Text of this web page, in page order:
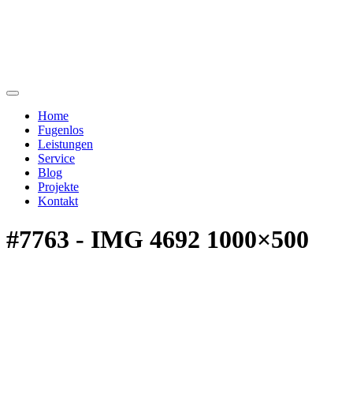
Home
Fugenlos
Leistungen
Service
Blog
Projekte
Kontakt
#7763 - IMG 4692 1000×500